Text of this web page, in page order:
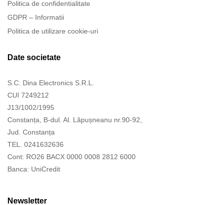
Politica de confidentialitate
GDPR – Informatii
Politica de utilizare cookie-uri
Date societate
S.C. Dina Electronics S.R.L.
CUI 7249212
J13/1002/1995
Constanța, B-dul. Al. Lăpușneanu nr.90-92,
Jud. Constanța
TEL. 0241632636
Cont: RO26 BACX 0000 0008 2812 6000
Banca: UniCredit
Newsletter